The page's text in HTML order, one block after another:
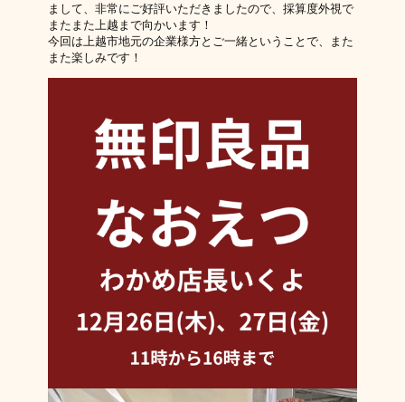
まして、非常にご好評いただきましたので、採算度外視で
またまた上越まで向かいます！
今回は上越市地元の企業様方とご一緒ということで、また
また楽しみです！